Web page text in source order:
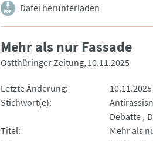
Datei herunterladen
Mehr als nur Fassade
Ostthüringer Zeitung 10.11.2025
Letzte Änderung
10.11.2025
Stichwort(e)
Debatte
Titel
Mehr als